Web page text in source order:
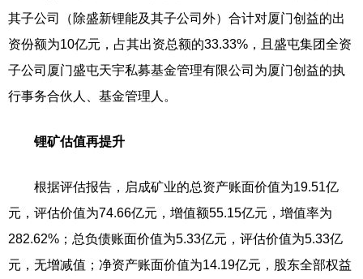
其子公司（除盛新锂能及其子公司外）合计对厦门创益的出
资份额为10亿元，占其出资总额的33.33%，且盛屯集团全资
子公司厦门盛屯天宇私募基金管理有限公司为厦门创益的执
行事务合伙人、基金管理人。
锂矿估值再提升
根据评估报告，启成矿业的总资产账面价值为19.51亿
元，评估价值为74.66亿元，增值额55.15亿元，增值率为
282.62%；总负债账面价值为5.33亿元，评估价值为5.33亿
元，无增减值；净资产账面价值为14.19亿元，股东全部权益